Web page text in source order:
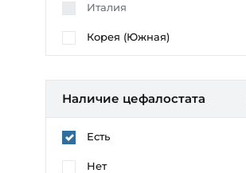
Италия
Корея (Южная)
Наличие цефалостата
Есть
Нет